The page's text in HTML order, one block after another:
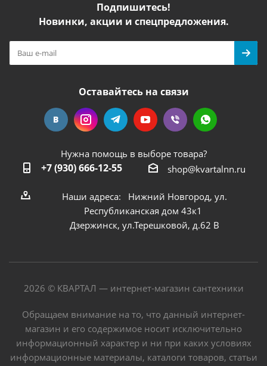
Подпишитесь!
Новинки, акции и спецпредложения.
Оставайтесь на связи
Нужна помощь в выборе товара?
+7 (930) 666-12-55 shop@kvartalnn.ru
Наши адреса: Нижний Новгород, ул.
Республиканская дом 43к1
Дзержинск, ул.Терешковой, д.62 В
2026 © КВАРТАЛ — интернет-магазин сантехники
Обращаем внимание на то, что данный интернет-
магазин и его содержимое носит исключительно
информационный характер и ни при каких условиях
информационные материалы, каталоги товаров, статьи